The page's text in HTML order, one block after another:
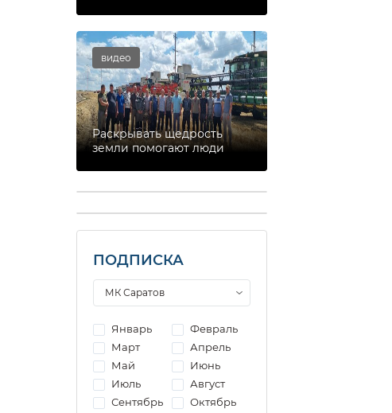
видео
Раскрывать щедрость
земли помогают люди
ПОДПИСКА
Январь
Февраль
Март
Апрель
Май
Июнь
Июль
Август
Сентябрь
Октябрь